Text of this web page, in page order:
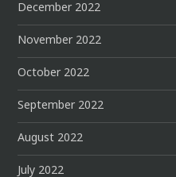
December 2022
November 2022
October 2022
September 2022
August 2022
July 2022